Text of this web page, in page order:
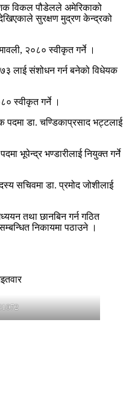
विकल पौडेलले अमेरिकाको
सुरक्षण मुद्रण केन्द्रको
२०८० स्वीकृत गर्ने ।
लाई संशोधन गर्न बनेको विधेयक
स्वीकृत गर्ने ।
पदमा डा. चण्डिकाप्रसाद भट्टलाई
भूपेन्द्र भण्डारीलाई नियुक्त गर्ने
सचिवमा डा. प्रमोद जोशीलाई
तथा छानबिन गर्न गठित
निकायमा पठाउने ।